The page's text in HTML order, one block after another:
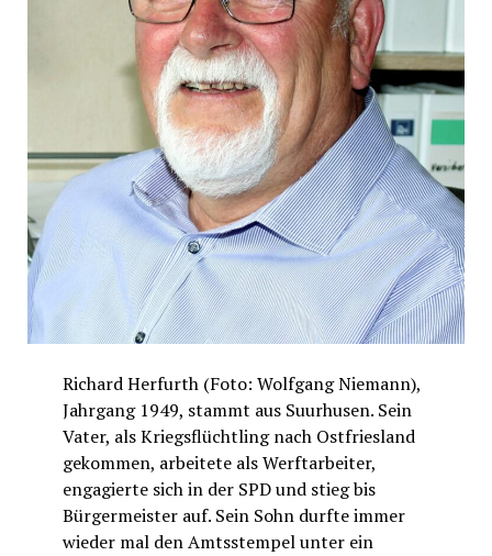
Richard Herfurth (Foto: Wolfgang Niemann),
Jahrgang 1949, stammt aus Suurhusen. Sein
Vater, als Kriegsflüchtling nach Ostfriesland
gekommen, arbeitete als Werftarbeiter,
engagierte sich in der SPD und stieg bis
Bürgermeister auf. Sein Sohn durfte immer
wieder mal den Amtsstempel unter ein